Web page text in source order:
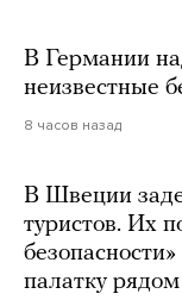
В Германии
неизвестные
8 часов назад
В Швеции
туристов. Их
палатку